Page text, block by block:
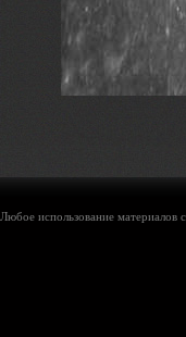
Любое использование материалов